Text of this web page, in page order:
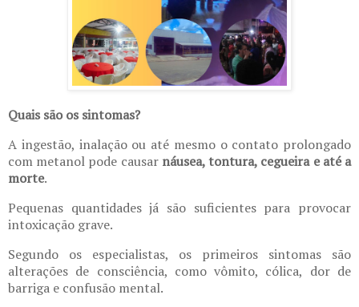
Quais são os sintomas?
A ingestão, inalação ou até mesmo o contato prolongado
com metanol pode causar náusea, tontura, cegueira e até a
morte.
Pequenas quantidades já são suficientes para provocar
intoxicação grave.
Segundo os especialistas, os primeiros sintomas são
alterações de consciência, como vômito, cólica, dor de
barriga e confusão mental.